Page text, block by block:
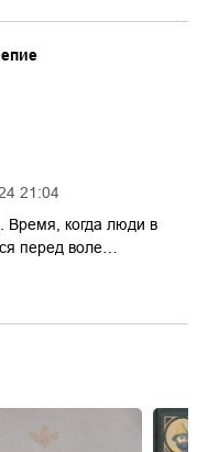
21:04
Время, когда люди в
перед воле…